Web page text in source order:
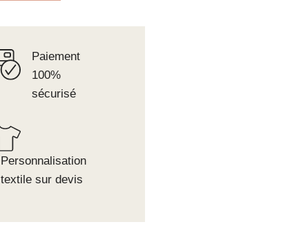
Paiement
100%
sécurisé
Personnalisation
textile sur devis